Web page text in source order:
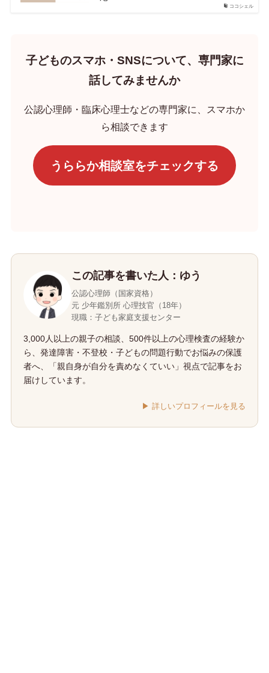
ココシェル
子どものスマホ・SNSについて、専門家に
話してみませんか
公認心理師・臨床心理士などの専門家に、スマホか
ら相談できます
うららか相談室をチェックする
この記事を書いた人：ゆう
公認心理師（国家資格）
元 少年鑑別所 心理技官（18年）
現職：子ども家庭支援センター
3,000人以上の親子の相談、500件以上の心理検査の経験か
ら、発達障害・不登校・子どもの問題行動でお悩みの保護
者へ、「親自身が自分を責めなくていい」視点で記事をお
届けしています。
▶︎ 詳しいプロフィールを見る